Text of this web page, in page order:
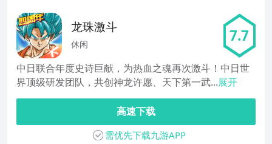
龙珠激斗
休闲 7.7
中日联合年度史诗巨献，为热血之魂再次激斗！中日世
界顶级研发团队，共创神龙许愿、天下第一武...展开
高速下载
需优先下载九游APP